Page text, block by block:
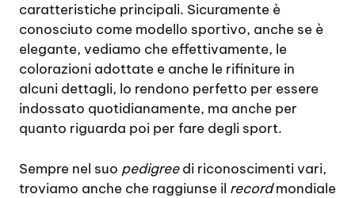
caratteristiche principali. Sicuramente è
conosciuto come modello sportivo, anche se è
elegante, vediamo che effettivamente, le
colorazioni adottate e anche le rifiniture in
alcuni dettagli, lo rendono perfetto per essere
indossato quotidianamente, ma anche per
quanto riguarda poi per fare degli sport.
Sempre nel suo pedigreedi riconoscimenti vari,
troviamo anche che raggiunse il recordmondiale